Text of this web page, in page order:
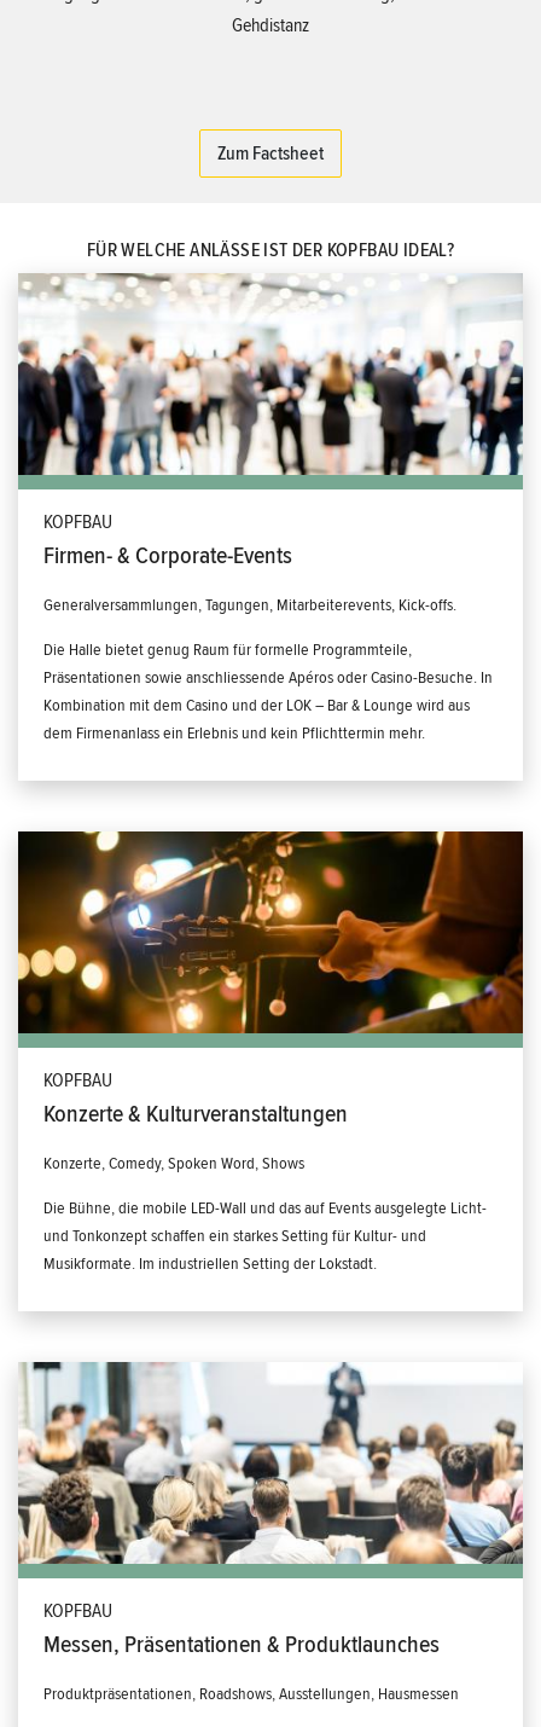
Gehdistanz
Zum Factsheet
FÜR WELCHE ANLÄSSE IST DER KOPFBAU IDEAL?
KOPFBAU
Firmen- & Corporate-Events
Generalversammlungen, Tagungen, Mitarbeiterevents, Kick-offs.
Die Halle bietet genug Raum für formelle Programmteile,
Präsentationen sowie anschliessende Apéros oder Casino-Besuche. In
Kombination mit dem Casino und der LOK – Bar & Lounge wird aus
dem Firmenanlass ein Erlebnis und kein Pflichttermin mehr.
KOPFBAU
Konzerte & Kulturveranstaltungen
Konzerte, Comedy, Spoken Word, Shows
Die Bühne, die mobile LED-Wall und das auf Events ausgelegte Licht-
und Tonkonzept schaffen ein starkes Setting für Kultur- und
Musikformate. Im industriellen Setting der Lokstadt.
KOPFBAU
Messen, Präsentationen & Produktlaunches
Produktpräsentationen, Roadshows, Ausstellungen, Hausmessen